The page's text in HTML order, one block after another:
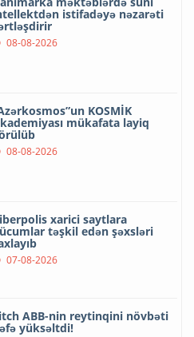
istifadəyə nəzarəti
08-08-2026
KOSMİK
mükafata layiq
08-08-2026
xarici saytlara
təşkil edən şəxsləri
07-08-2026
ABB-nin reytinqini növbəti
yüksəltdi!